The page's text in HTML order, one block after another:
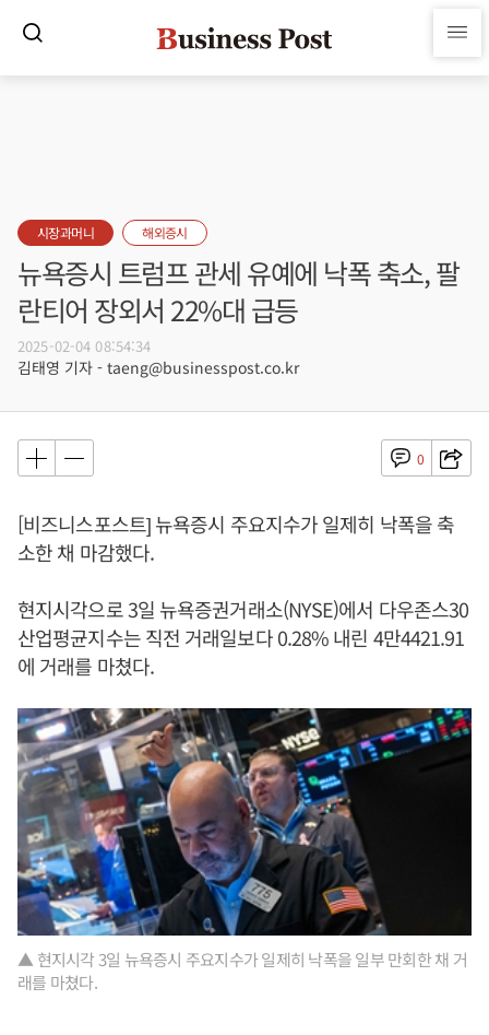
시장과머니 해외증시
뉴욕증시 트럼프 관세 유예에 낙폭 축소, 팔
란티어 장외서 22%대 급등
2025-02-04 08:54:34
김태영 기자 - taeng@businesspost.co.kr
0
[비즈니스포스트] 뉴욕증시 주요지수가 일제히 낙폭을 축
소한 채 마감했다.
현지시각으로 3일 뉴욕증권거래소(NYSE)에서 다우존스30
산업평균지수는 직전 거래일보다 0.28% 내린 4만4421.91
에 거래를 마쳤다.
▲ 현지시각 3일 뉴욕증시 주요지수가 일제히 낙폭을 일부 만회한 채 거
래를 마쳤다.